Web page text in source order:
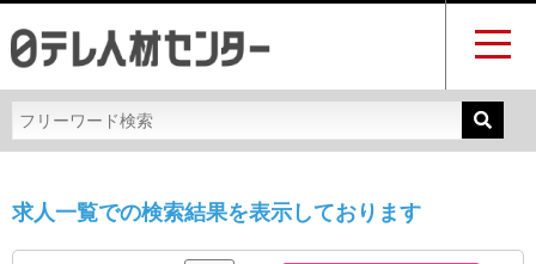
求人一覧での検索結果を表示しております